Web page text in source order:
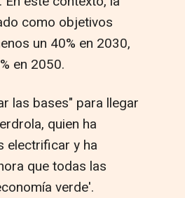
como objetivos
un 40% en 2030,
en 2050.
las bases" para llegar
quien ha
electrificar y ha
que todas las
verde'.